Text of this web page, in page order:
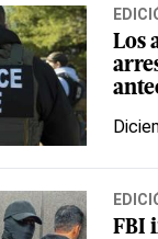
Los
FBI